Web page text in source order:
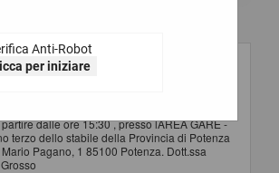
Anti-Robot
per iniziare
11 risultati.
dalle ore 15:30 , presso lAREA GARE -
terzo dello stabile della Provincia di Potenza
Pagano, 1 85100 Potenza. Dott.ssa